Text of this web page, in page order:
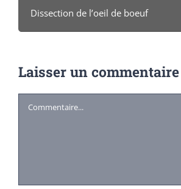
Dissection de l’oeil de boeuf
Laisser un commentaire
Commentaire